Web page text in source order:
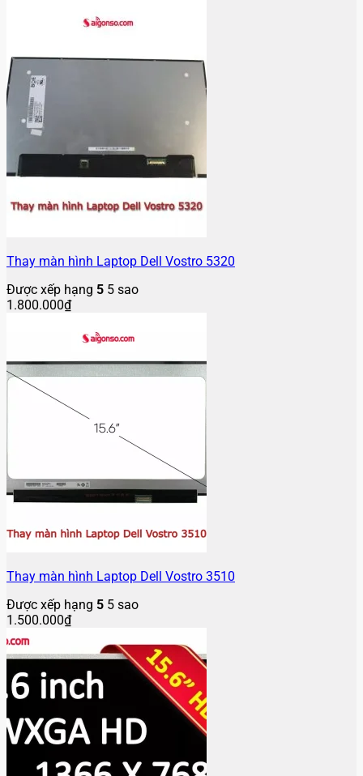
Thay màn hình Laptop Dell Vostro 5320
Được xếp hạng 5 5 sao
1.800.000₫
Thay màn hình Laptop Dell Vostro 3510
Được xếp hạng 5 5 sao
1.500.000₫